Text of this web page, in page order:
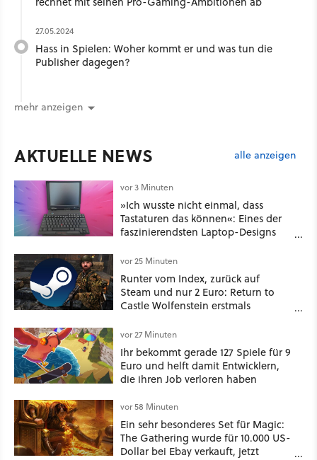
27.05.2024
Hass in Spielen: Woher kommt er und was tun die
Publisher dagegen?
mehr anzeigen
AKTUELLE NEWS alle anzeigen
vor 3 Minuten
»Ich wusste nicht einmal, dass
Tastaturen das können«: Eines der
faszinierendsten Laptop-Designs
vor 25 Minuten
Runter vom Index, zurück auf
Steam und nur 2 Euro: Return to
Castle Wolfenstein erstmals
Markt
vor 27 Minuten
Ihr bekommt gerade 127 Spiele für 9
Euro und helft damit Entwicklern,
die ihren Job verloren haben
vor 58 Minuten
Ein sehr besonderes Set für Magic:
The Gathering wurde für 10.000 US-
Dollar bei Ebay verkauft, jetzt